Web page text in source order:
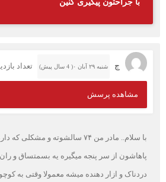
با جراحتون پیگیری کنین
ج شنبه ۲۹ آبان ۰( 4 سال پیش) تعداد بازدید:
مشاهده پرسش
با سلام.. مادر من ۷۴ سالشوته و
پاهاشون از سر پنجه میگیره یه بسمتساق و
دردناک و ازار دهنده میشه معمولا وقتی به